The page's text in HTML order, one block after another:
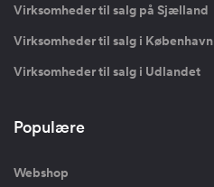
Virksomheder til salg på Sjælland
Virksomheder til salg i København
Virksomheder til salg i Udlandet
Populære
Webshop